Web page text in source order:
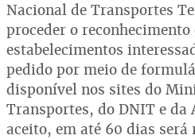
Nacional de Transportes
proceder o reconhecimento
estabelecimentos
pedido por meio de
disponível nos sites do
Transportes, do DNIT e da
aceito, em até 60 dias